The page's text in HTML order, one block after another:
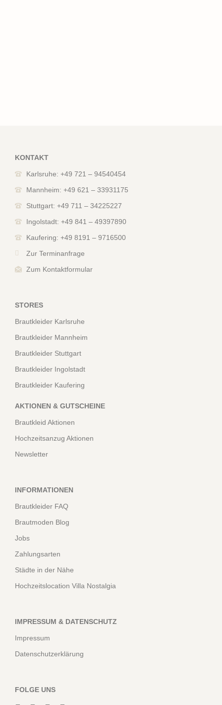
KONTAKT
Karlsruhe: +49 721 – 94540454
Mannheim: +49 621 – 33931175
Stuttgart: +49 711 – 34225227
Ingolstadt: +49 841 – 49397890
Kaufering: +49 8191 – 9716500
Zur Terminanfrage
Zum Kontaktformular
STORES
Brautkleider Karlsruhe
Brautkleider Mannheim
Brautkleider Stuttgart
Brautkleider Ingolstadt
Brautkleider Kaufering
AKTIONEN & GUTSCHEINE
Brautkleid Aktionen
Hochzeitsanzug Aktionen
Newsletter
INFORMATIONEN
Brautkleider FAQ
Brautmoden Blog
Jobs
Zahlungsarten
Städte in der Nähe
Hochzeitslocation Villa Nostalgia
IMPRESSUM & DATENSCHUTZ
Impressum
Datenschutzerklärung
FOLGE UNS